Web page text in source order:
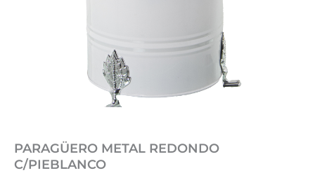
PARAGÜERO METAL REDONDO
C/PIEBLANCO